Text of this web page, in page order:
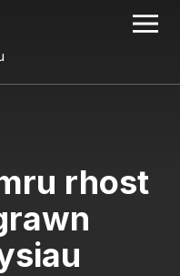
rhost